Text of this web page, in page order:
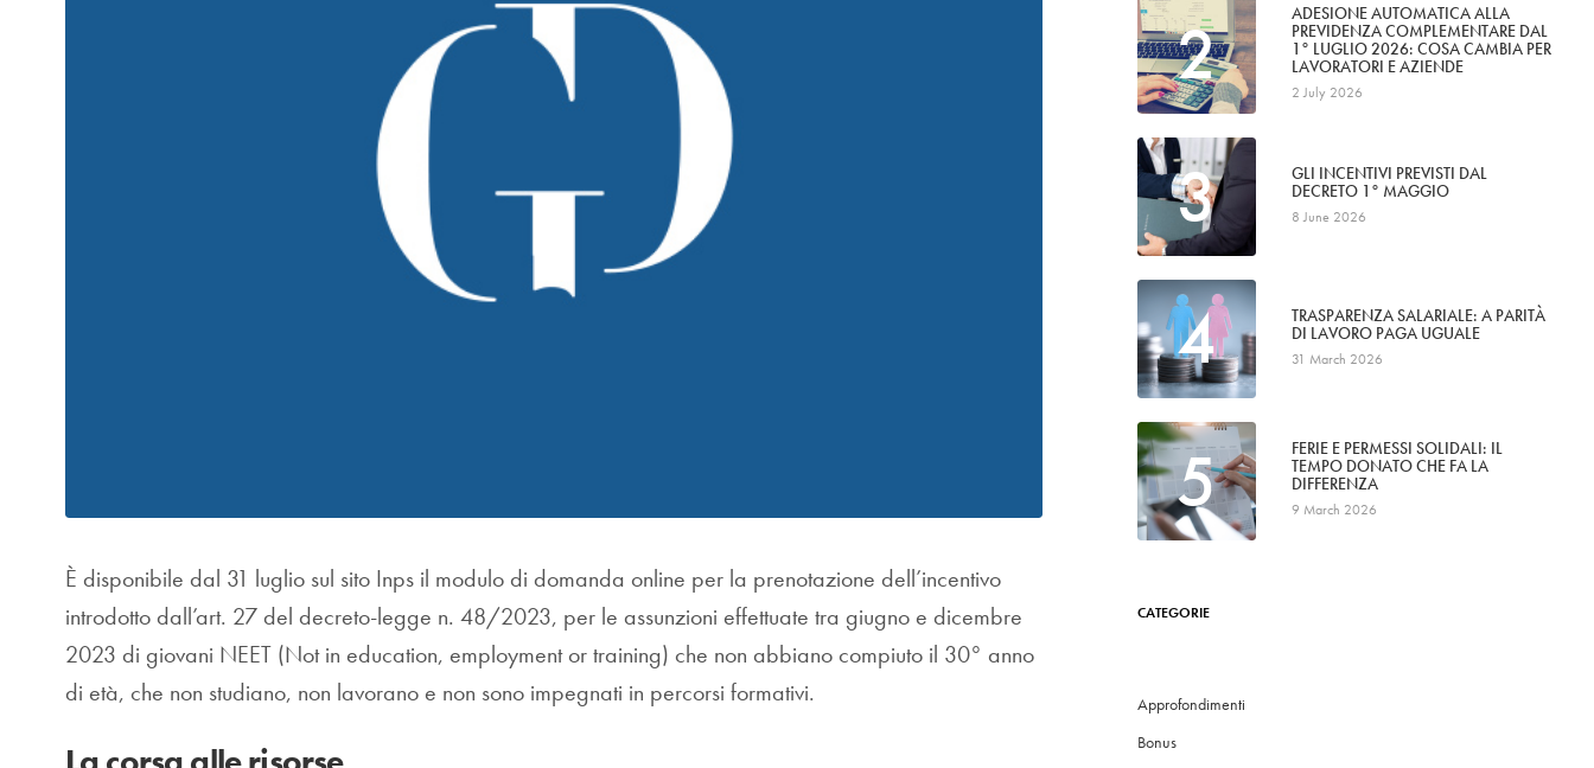
È disponibile dal 31 luglio sul sito Inps il modulo di domanda online per la prenotazione dell’incentivo
introdotto dall’art. 27 del decreto-legge n. 48/2023, per le assunzioni effettuate tra giugno e dicembre
2023 di giovani NEET (Not in education, employment or training) che non abbiano compiuto il 30° anno
di età, che non studiano, non lavorano e non sono impegnati in percorsi formativi.
2
ADESIONE AUTOMATICA ALLA
PREVIDENZA COMPLEMENTARE DAL
1° LUGLIO 2026: COSA CAMBIA PER
LAVORATORI E AZIENDE
2 July 2026
3
GLI INCENTIVI PREVISTI DAL
DECRETO 1° MAGGIO
8 June 2026
4
TRASPARENZA SALARIALE: A PARITÀ
DI LAVORO PAGA UGUALE
31 March 2026
5
FERIE E PERMESSI SOLIDALI: IL
TEMPO DONATO CHE FA LA
DIFFERENZA
9 March 2026
CATEGORIE
Approfondimenti
Bonus